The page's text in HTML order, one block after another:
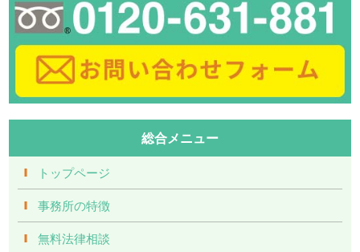
総合メニュー
トップページ
事務所の特徴
無料法律相談